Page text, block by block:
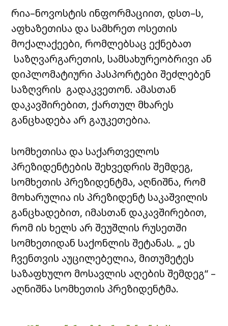
რია–ნოვოსტის ინფორმაციით, დსთ–ს,
აფხაზეთისა და სამხრეთ ოსეთის
მოქალაქეები, რომლებსაც ექნებათ
საზღვარგარეთის, სამსახურეობრივი ან
დიპლომატიური პასპორტები შეძლებენ
საზღვრის გადაკვეთონ. ამასთან
დაკავშირებით, ქართულ მხარეს
განცხადება არ გაუკეთებია.
სომხეთისა და საქართველოს
პრეზიდენტების შეხვედრის შემდეგ,
სომხეთის პრეზიდენტმა, აღნიშნა, რომ
მოხარულია ის პრეზიდენტ საკაშვილის
განცხადებით, იმასთან დაკავშირებით,
რომ ის ხელს არ შეუშლის რუსეთში
სომხეთიდან საქონლის შეტანას. „ ეს
ჩვენთვის აუცილებელია, მითუმეტეს
საზაფხულო მოსავლის აღების შემდეგ“ –
აღნიშნა სომხეთის პრეზიდენტმა.